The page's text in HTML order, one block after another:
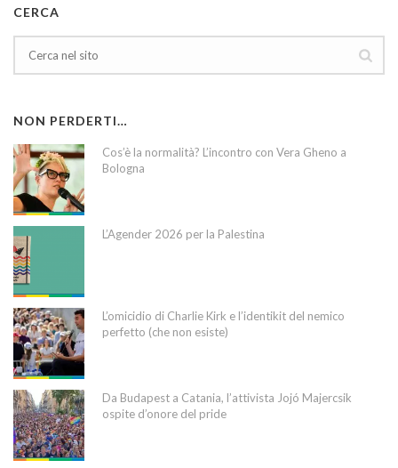
CERCA
NON PERDERTI…
Cos’è la normalità? L’incontro con Vera Gheno a
Bologna
L’Agender 2026 per la Palestina
L’omicidio di Charlie Kirk e l’identikit del nemico
perfetto (che non esiste)
Da Budapest a Catania, l’attivista Jojó Majercsik
ospite d’onore del pride